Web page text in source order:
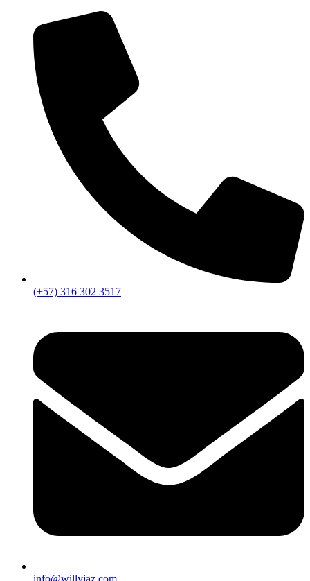
contenido
(+57) 316 302 3517
info@willyjaz.com